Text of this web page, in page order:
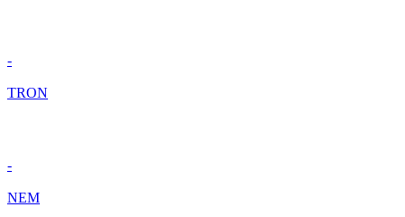
-
TRON
-
NEM